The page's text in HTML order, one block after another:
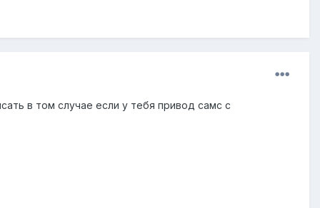
в том случае если у тебя привод самс с